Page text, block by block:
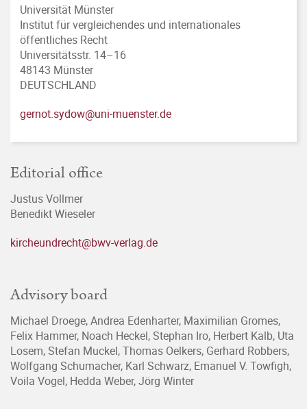
Universität Münster
Institut für vergleichendes und internationales
öffentliches Recht
Universitätsstr. 14–16
48143 Münster
DEUTSCHLAND
gernot.sydow@uni-muenster.de
Editorial office
Justus Vollmer
Benedikt Wieseler
kircheundrecht@bwv-verlag.de
Advisory board
Michael Droege, Andrea Edenharter, Maximilian Gromes,
Felix Hammer, Noach Heckel, Stephan Iro, Herbert Kalb, Uta
Losem, Stefan Muckel, Thomas Oelkers, Gerhard Robbers,
Wolfgang Schumacher, Karl Schwarz, Emanuel V. Towfigh,
Voila Vogel, Hedda Weber, Jörg Winter